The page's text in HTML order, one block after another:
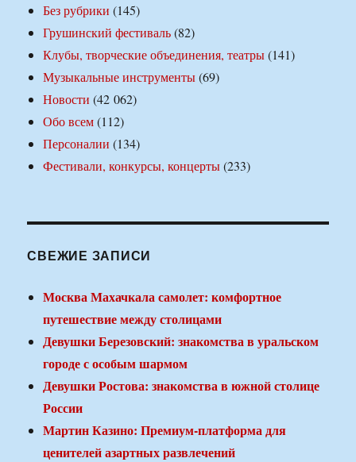
Без рубрики (145)
Грушинский фестиваль(82)
Клубы, творческие объединения, театры(141)
Музыкальные инструменты(69)
Новости (42 062)
Обо всем(112)
Персоналии (134)
Фестивали, конкурсы, концерты(233)
СВЕЖИЕ ЗАПИСИ
Москва Махачкала самолет: комфортное
путешествие между столицами
Девушки Березовский: знакомства в уральском
городе с особым шармом
Девушки Ростова: знакомства в южной столице
России
Мартин Казино: Премиум-платформа для
ценителей азартных развлечений